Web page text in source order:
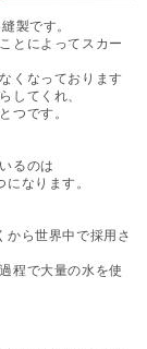
製です。
とによってスカー
くなっております
してくれ、
つです。
るのは
なります。
から世界中で採用さ
程で大量の水を使